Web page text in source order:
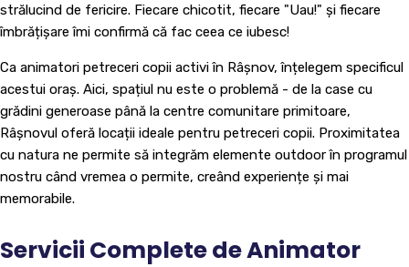
strălucind de fericire. Fiecare chicotit, fiecare "Uau!" și fiecare
îmbrățișare îmi confirmă că fac ceea ce iubesc!
Ca animatori petreceri copii activi în Râșnov, înțelegem specificul
acestui oraș. Aici, spațiul nu este o problemă - de la case cu
grădini generoase până la centre comunitare primitoare,
Râșnovul oferă locații ideale pentru petreceri copii. Proximitatea
cu natura ne permite să integrăm elemente outdoor în programul
nostru când vremea o permite, creând experiențe și mai
memorabile.
Servicii Complete de Animator